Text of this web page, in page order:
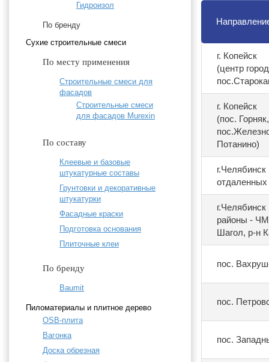
Гидроизол
По бренду
Cухие строительные смеси
По месту применения
Строительные смеси для
фасадов
Строительные смеси
для фасадов Murexin
По составу
Клеевые и базовые
штукатурные составы
Грунтовки и декоративные
штукатурки
Фасадные краски
Подготовка основания
Плиточные клеи
По бренду
Baumit
Пиломатериалы и плитное дерево
OSB-плита
Вагонка
Доска обрезная
г. Копейск
(центр
г. Копейск
(пос.
Потанино)
отдаленных
районы -
Шагол, р-н
пос.
пос.
пос.